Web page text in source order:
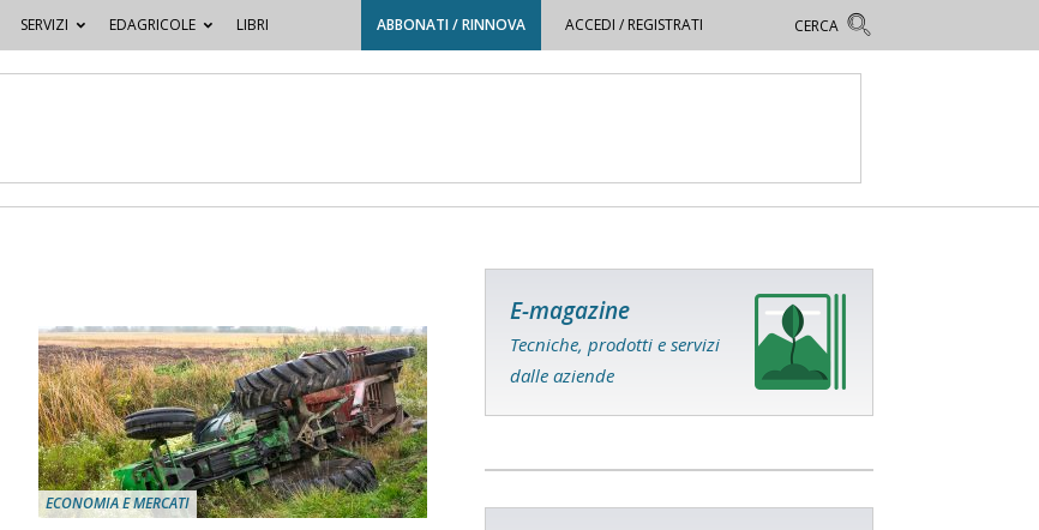
SERVIZI EDAGRICOLE LIBRI ABBONATI / RINNOVA ACCEDI / REGISTRATI
ECONOMIA E MERCATI
E-magazine
Tecniche, prodotti e servizi
dalle aziende